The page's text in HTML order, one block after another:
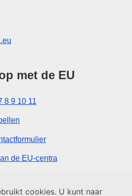
cookies. U kunt naar
met de EU
8 9 10 11
de EU-centra